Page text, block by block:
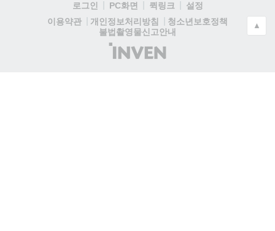
로그인 PC화면 퀵링크
설정
이용약관
개인정보처리방침
청소년보호정책
불법촬영물신고안내
(주)
인
▲